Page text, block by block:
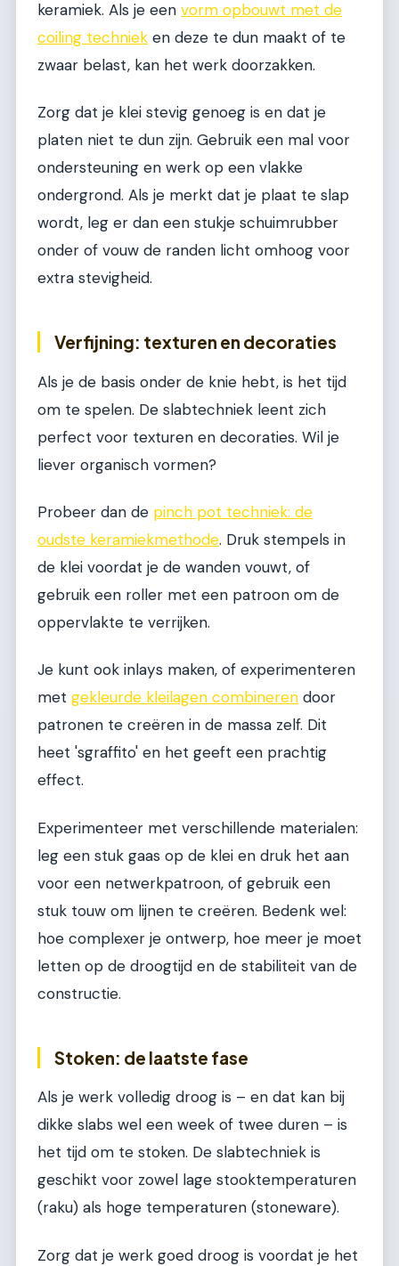
keramiek. Als je een vorm opbouwt met de
coiling techniek en deze te dun maakt of te
zwaar belast, kan het werk doorzakken.
Zorg dat je klei stevig genoeg is en dat je
platen niet te dun zijn. Gebruik een mal voor
ondersteuning en werk op een vlakke
ondergrond. Als je merkt dat je plaat te slap
wordt, leg er dan een stukje schuimrubber
onder of vouw de randen licht omhoog voor
extra stevigheid.
Verfijning: texturen en decoraties
Als je de basis onder de knie hebt, is het tijd
om te spelen. De slabtechniek leent zich
perfect voor texturen en decoraties. Wil je
liever organisch vormen?
Probeer dan de pinch pot techniek: de
oudste keramiekmethode. Druk stempels in
de klei voordat je de wanden vouwt, of
gebruik een roller met een patroon om de
oppervlakte te verrijken.
Je kunt ook inlays maken, of experimenteren
met gekleurde kleilagen combineren door
patronen te creëren in de massa zelf. Dit
heet 'sgraffito' en het geeft een prachtig
effect.
Experimenteer met verschillende materialen:
leg een stuk gaas op de klei en druk het aan
voor een netwerkpatroon, of gebruik een
stuk touw om lijnen te creëren. Bedenk wel:
hoe complexer je ontwerp, hoe meer je moet
letten op de droogtijd en de stabiliteit van de
constructie.
Stoken: de laatste fase
Als je werk volledig droog is – en dat kan bij
dikke slabs wel een week of twee duren – is
het tijd om te stoken. De slabtechniek is
geschikt voor zowel lage stooktemperaturen
(raku) als hoge temperaturen (stoneware).
Zorg dat je werk goed droog is voordat je het